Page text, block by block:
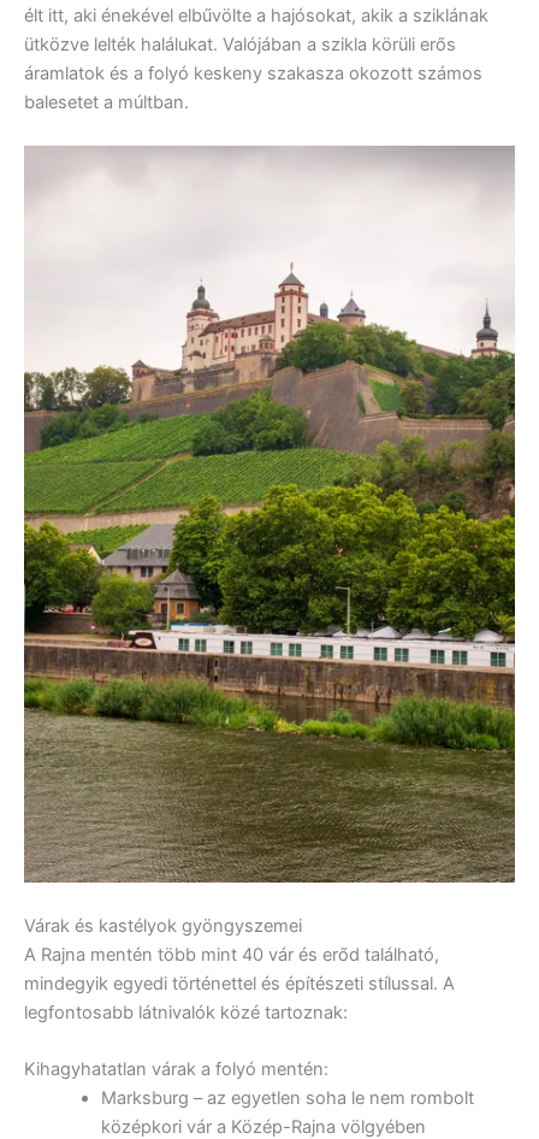
élt itt, aki énekével elbűvölte a hajósokat, akik a sziklának
ütközve lelték halálukat. Valójában a szikla körüli erős
áramlatok és a folyó keskeny szakasza okozott számos
balesetet a múltban.
Várak és kastélyok gyöngyszemei
A Rajna mentén több mint 40 vár és erőd található,
mindegyik egyedi történettel és építészeti stílussal. A
legfontosabb látnivalók közé tartoznak:
Kihagyhatatlan várak a folyó mentén:
Marksburg – az egyetlen soha le nem rombolt
középkori vár a Közép-Rajna völgyében